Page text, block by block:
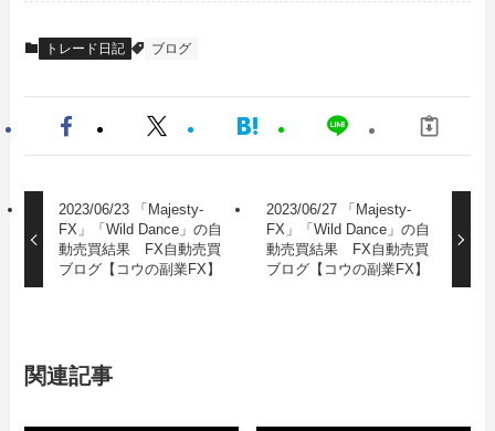
トレード日記 ブログ
2023/06/23 「Majesty-
FX」「Wild Dance」の自
動売買結果 FX自動売買
ブログ【コウの副業FX】
2023/06/27 「Majesty-
FX」「Wild Dance」の自
動売買結果 FX自動売買
ブログ【コウの副業FX】
関連記事